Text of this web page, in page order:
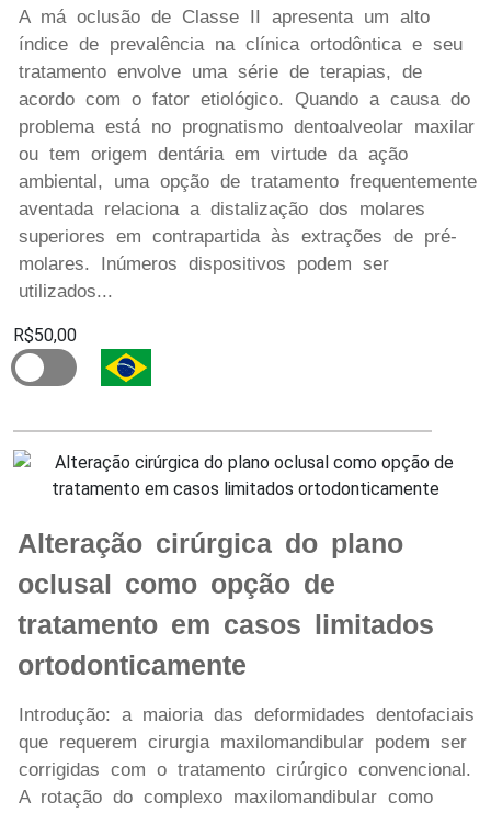
A má oclusão de Classe II apresenta um alto
índice de prevalência na clínica ortodôntica e seu
tratamento envolve uma série de terapias, de
acordo com o fator etiológico. Quando a causa do
problema está no prognatismo dentoalveolar maxilar
ou tem origem dentária em virtude da ação
ambiental, uma opção de tratamento frequentemente
aventada relaciona a distalização dos molares
superiores em contrapartida às extrações de pré-
molares. Inúmeros dispositivos podem ser
utilizados...
R$50,00
Alteração cirúrgica do plano
oclusal como opção de
tratamento em casos limitados
ortodonticamente
Introdução: a maioria das deformidades dentofaciais
que requerem cirurgia maxilomandibular podem ser
corrigidas com o tratamento cirúrgico convencional.
A rotação do complexo maxilomandibular como